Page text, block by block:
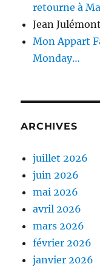
retourne à
Jean Julémont
Mon Appart
Monday…
ARCHIVES
juillet 2026
juin 2026
mai 2026
avril 2026
mars 2026
février 2026
janvier 2026